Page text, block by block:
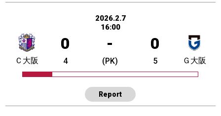
2026.2.7
16:00
0 - 0
Ｃ大阪 4 (PK) 5 Ｇ大阪
Report